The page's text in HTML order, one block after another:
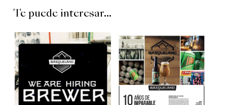
Te puede interesar...